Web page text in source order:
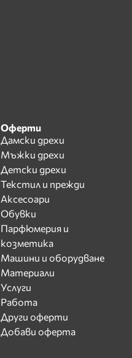
Оферти
Дамски дрехи
Мъжки дрехи
Детски дрехи
Текстил и прежди
Аксесоари
Обувки
Парфюмерия и
козметика
Машини и оборудване
Материали
Услуги
Работа
Други оферти
Добави оферта